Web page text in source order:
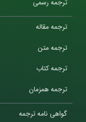
ترجمه رسمی
ترجمه مقاله
ترجمه متن
ترجمه کتاب
ترجمه همزمان
گواهی نامه ترجمه